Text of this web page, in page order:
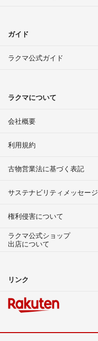
ガイド
ラクマ公式ガイド
ラクマについて
会社概要
利用規約
古物営業法に基づく表記
サステナビリティメッセージ
権利侵害について
ラクマ公式ショップ
出店について
リンク